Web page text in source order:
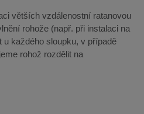
větších vzdálenostní ratanovou
rohože (např. při instalaci na
u každého sloupku, v případě
rohož rozdělit na